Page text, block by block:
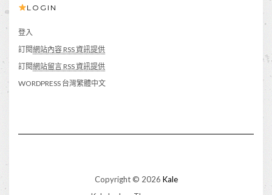
間
擇
LOGIN
登入
訂閱網站內容 RSS 資訊提供
訂閱網站留言 RSS 資訊提供
WORDPRESS 台灣繁體中文
Copyright © 2026 Kale